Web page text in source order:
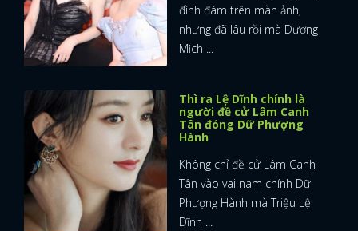
đình đám trên màn ảnh,
nhưng đã lâu rồi mà Dương
Mịch ...
Thì ra Lệ Dĩnh chính là
người đề cử Lâm Canh
Tân đóng Dữ Phượng
Hành
Không chỉ đề cử Lâm Canh
Tân vào vai nam chính Dữ
Phượng Hành mà Triệu Lệ
Dĩnh ...